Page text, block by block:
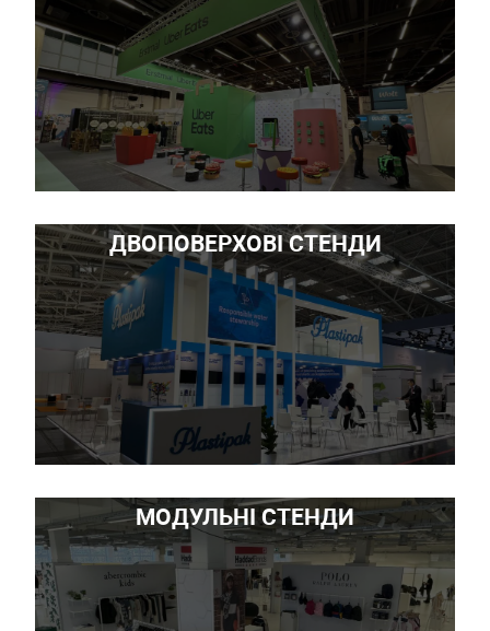
ДВОПОВЕРХОВІ СТЕНДИ
МОДУЛЬНІ СТЕНДИ